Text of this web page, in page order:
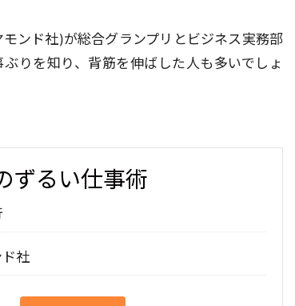
モンド社)が総合グランプリとビジネス実務部
りを知り、背筋を伸ばした人も多いでしょ
ずるい仕事術
社